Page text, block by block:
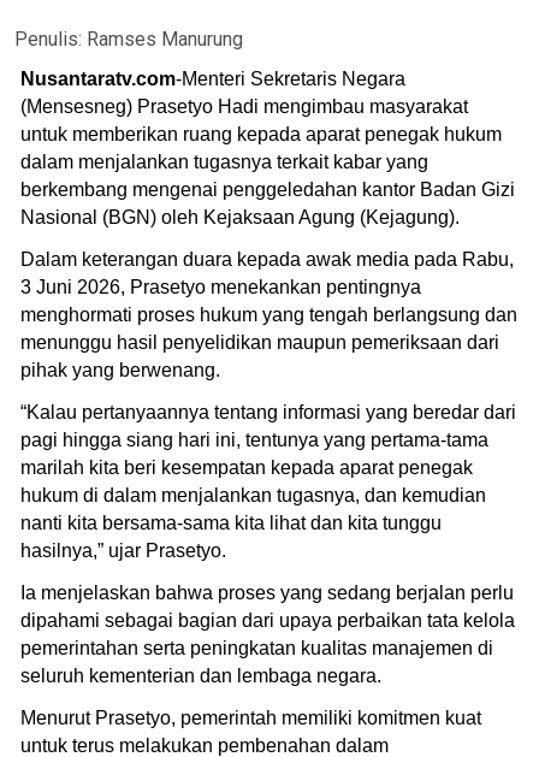
Penulis: Ramses Manurung
Nusantaratv.com-Menteri Sekretaris Negara
(Mensesneg) Prasetyo Hadi mengimbau masyarakat
untuk memberikan ruang kepada aparat penegak hukum
dalam menjalankan tugasnya terkait kabar yang
berkembang mengenai penggeledahan kantor Badan Gizi
Nasional (BGN) oleh Kejaksaan Agung (Kejagung).
Dalam keterangan duara kepada awak media pada Rabu,
3 Juni 2026, Prasetyo menekankan pentingnya
menghormati proses hukum yang tengah berlangsung dan
menunggu hasil penyelidikan maupun pemeriksaan dari
pihak yang berwenang.
“Kalau pertanyaannya tentang informasi yang beredar dari
pagi hingga siang hari ini, tentunya yang pertama-tama
marilah kita beri kesempatan kepada aparat penegak
hukum di dalam menjalankan tugasnya, dan kemudian
nanti kita bersama-sama kita lihat dan kita tunggu
hasilnya,” ujar Prasetyo.
Ia menjelaskan bahwa proses yang sedang berjalan perlu
dipahami sebagai bagian dari upaya perbaikan tata kelola
pemerintahan serta peningkatan kualitas manajemen di
seluruh kementerian dan lembaga negara.
Menurut Prasetyo, pemerintah memiliki komitmen kuat
untuk terus melakukan pembenahan dalam